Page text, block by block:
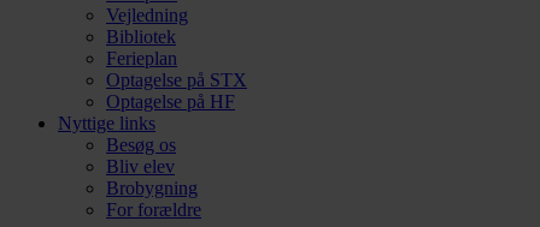
Vejledning
Bibliotek
Ferieplan
Optagelse på STX
Optagelse på HF
Nyttige links
Besøg os
Bliv elev
Brobygning
For forældre